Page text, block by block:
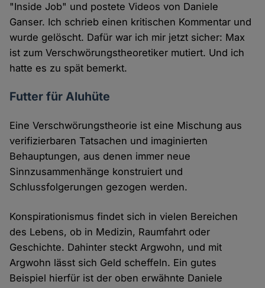
"Inside Job" und postete Videos von Daniele
Ganser. Ich schrieb einen kritischen Kommentar und
wurde gelöscht. Dafür war ich mir jetzt sicher: Max
ist zum Verschwörungstheoretiker mutiert. Und ich
hatte es zu spät bemerkt.
Futter für Aluhüte
Eine Verschwörungstheorie ist eine Mischung aus
verifizierbaren Tatsachen und imaginierten
Behauptungen, aus denen immer neue
Sinnzusammenhänge konstruiert und
Schlussfolgerungen gezogen werden.
Konspirationismus findet sich in vielen Bereichen
des Lebens, ob in Medizin, Raumfahrt oder
Geschichte. Dahinter steckt Argwohn, und mit
Argwohn lässt sich Geld scheffeln. Ein gutes
Beispiel hierfür ist der oben erwähnte Daniele